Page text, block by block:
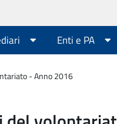
Enti e PA
- Anno 2016